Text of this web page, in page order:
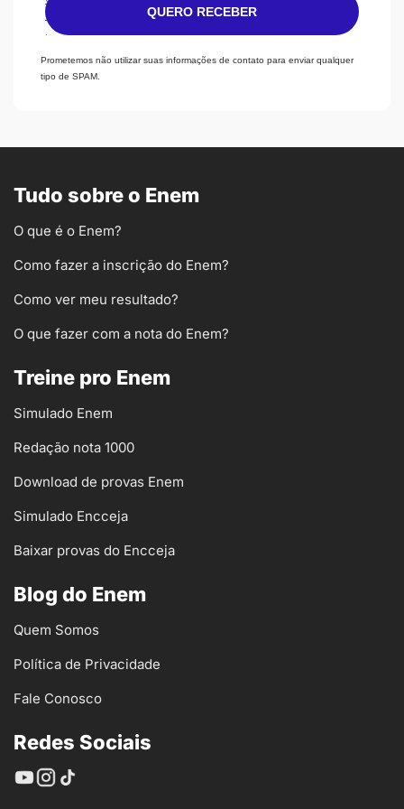
e
QUERO RECEBER
Prometemos não utilizar suas informações de contato para enviar qualquer
tipo de SPAM.
Tudo sobre o Enem
O que é o Enem?
Como fazer a inscrição do Enem?
Como ver meu resultado?
O que fazer com a nota do Enem?
Treine pro Enem
Simulado Enem
Redação nota 1000
Download de provas Enem
Simulado Encceja
Baixar provas do Encceja
Blog do Enem
Quem Somos
Política de Privacidade
Fale Conosco
Redes Sociais